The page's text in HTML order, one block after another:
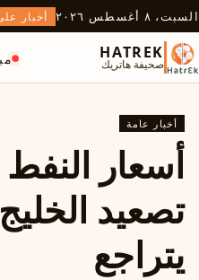
السبت، ٨ أغسطس ٢٠٢٦ أخبار
HATREK
صحيفة هاتريك
أخبار عامة
أسعار
تصعيد
يتراجع